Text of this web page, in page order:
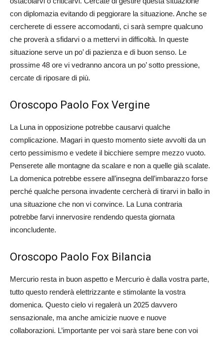
con diplomazia evitando di peggiorare la situazione. Anche se
cercherete di essere accomodanti, ci sarà sempre qualcuno
che proverà a sfidarvi o a mettervi in difficoltà. In queste
situazione serve un po’ di pazienza e di buon senso. Le
prossime 48 ore vi vedranno ancora un po’ sotto pressione,
cercate di riposare di più.
Oroscopo Paolo Fox Vergine
La Luna in opposizione potrebbe causarvi qualche
complicazione. Magari in questo momento siete avvolti da un
certo pessimismo e vedete il bicchiere sempre mezzo vuoto.
Penserete alle montagne da scalare e non a quelle già scalate.
La domenica potrebbe essere all’insegna dell’imbarazzo forse
perché qualche persona invadente cercherà di tirarvi in ballo in
una situazione che non vi convince. La Luna contraria
potrebbe farvi innervosire rendendo questa giornata
inconcludente.
Oroscopo Paolo Fox Bilancia
Mercurio resta in buon aspetto e Mercurio è dalla vostra parte,
tutto questo renderà elettrizzante e stimolante la vostra
domenica. Questo cielo vi regalerà un 2025 davvero
sensazionale, ma anche amicizie nuove e nuove
collaborazioni. L’importante per voi sarà stare bene con voi